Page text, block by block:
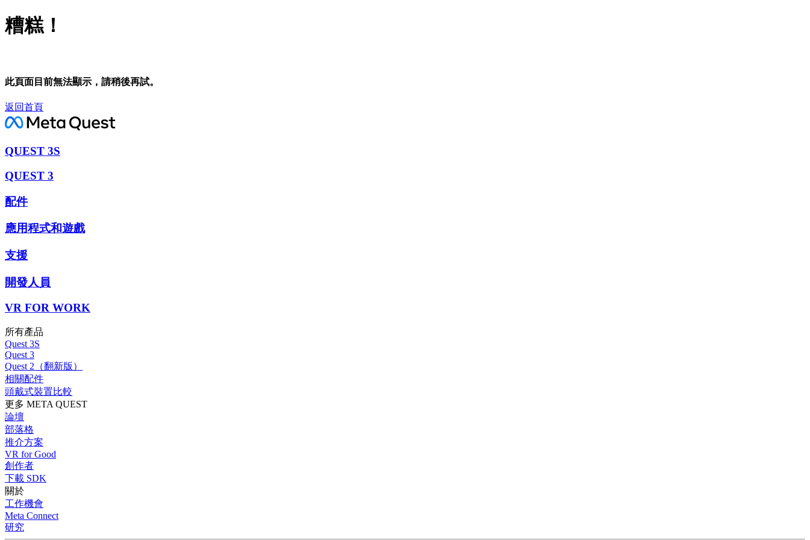
糟糕！
此頁面目前無法顯示，請稍後再試。
返回首頁
QUEST 3S
QUEST 3
配件
應用程式和遊戲
支援
開發人員
VR FOR WORK
所有產品
Quest 3S
Quest 3
Quest 2（翻新版）
相關配件
頭戴式裝置比較
更多 META QUEST
論壇
部落格
推介方案
VR for Good
創作者
下載 SDK
關於
工作機會
Meta Connect
研究